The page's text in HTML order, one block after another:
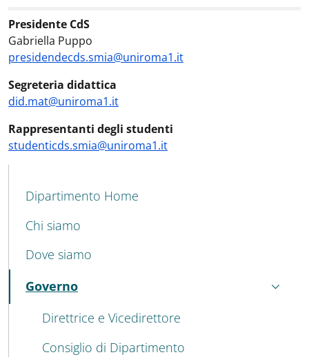
Contatti:
Presidente CdS
Gabriella Puppo
presidendecds.smia@uniroma1.it
Segreteria didattica
did.mat@uniroma1.it
Rappresentanti degli studenti
studenticds.smia@uniroma1.it
MENU CEV SECOND NAVIGATION
Dipartimento Home
Chi siamo
Dove siamo
Governo
Attivo
Direttrice e Vicedirettore
Consiglio di Dipartimento